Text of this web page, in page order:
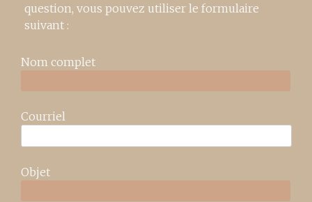
question, vous pouvez utiliser le formulaire
suivant :
Nom complet
Courriel
Objet